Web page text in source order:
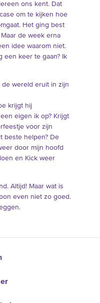
ons kent. Dat
om te kijken hoe
Het ging best
de week erna
idee waarom niet.
een keer te gaan? Ik
de wereld eruit in zijn
krijgt hij
eigen ik op? Krijgt
voor zijn
beste helpen? De
door mijn hoofd
en Kick weer
Altijd! Maar wat is
even niet zo goed.